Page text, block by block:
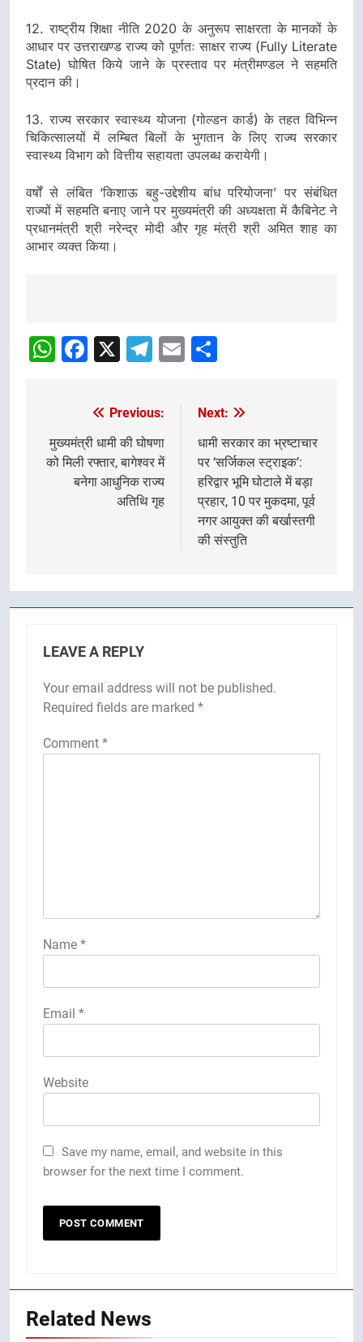
12. राष्ट्रीय शिक्षा नीति 2020 के अनुरूप साक्षरता के मानकों के
आधार पर उत्तराखण्ड राज्य को पूर्णतः साक्षर राज्य (Fully Literate
State) घोषित किये जाने के प्रस्ताव पर मंत्रीमण्डल ने सहमति
प्रदान की।
13. राज्य सरकार स्वास्थ्य योजना (गोल्डन कार्ड) के तहत विभिन्न
चिकित्सालयों में लम्बित बिलों के भुगतान के लिए राज्य सरकार
स्वास्थ्य विभाग को वित्तीय सहायता उपलब्ध करायेगी।
वर्षों से लंबित ‘किशाऊ बहु-उद्देशीय बांध परियोजना’ पर संबंधित
राज्यों में सहमति बनाए जाने पर मुख्यमंत्री की अध्यक्षता में कैबिनेट ने
प्रधानमंत्री श्री नरेन्द्र मोदी और गृह मंत्री श्री अमित शाह का
आभार व्यक्त किया।
navigation
WhatsApp
Facebook
X Telegram
Email
navigation
Previous:
मुख्यमंत्री धामी की घोषणा
को मिली रफ्तार, बागेश्वर में
बनेगा आधुनिक राज्य
अतिथि गृह
Next:
धामी सरकार का भ्रष्टाचार
पर ‘सर्जिकल स्ट्राइक’:
हरिद्वार भूमि घोटाले में बड़ा
प्रहार, 10 पर मुकदमा, पूर्व
नगर आयुक्त की बर्खास्तगी
की संस्तुति
LEAVE A REPLY
Your email address will not be published.
Required fields are marked *
Comment *
Name *
Email *
Website
Save my name, email, and website in this
browser for the next time I comment.
Related News